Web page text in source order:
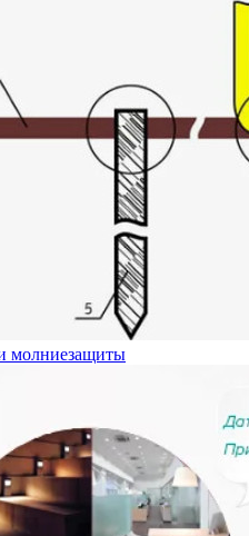
молниезащиты